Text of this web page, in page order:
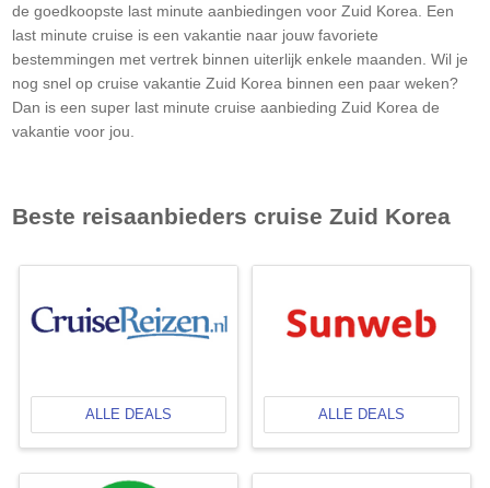
de goedkoopste last minute aanbiedingen voor Zuid Korea . Een
last minute cruise is een vakantie naar jouw favoriete
bestemmingen met vertrek binnen uiterlijk enkele maanden. Wil je
nog snel op cruise vakantie Zuid Korea binnen een paar weken?
Dan is een super last minute cruise aanbieding Zuid Korea de
vakantie voor jou.
Beste reisaanbieders cruise Zuid Korea
ALLE DEALS ALLE DEALS